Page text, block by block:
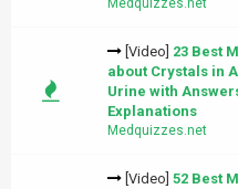
Medquizzes.net
[Video] 23 Best
about Crystals in
Urine with
Explanations
Medquizzes.net
[Video] 52 Best